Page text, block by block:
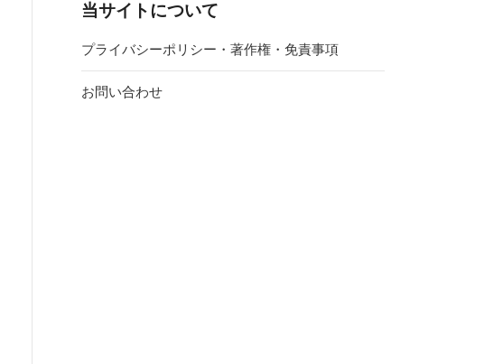
当サイトについて
プライバシーポリシー・著作権・免責事項
お問い合わせ